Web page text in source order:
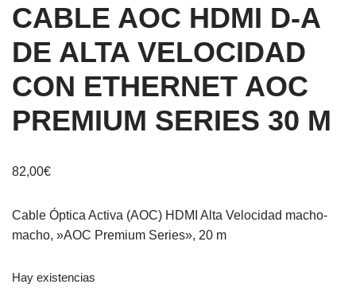
CABLE AOC HDMI D-A
DE ALTA VELOCIDAD
CON ETHERNET AOC
PREMIUM SERIES 30 M
82,00€
Cable Óptica Activa (AOC) HDMI Alta Velocidad macho-
macho, »AOC Premium Series», 20 m
Hay existencias